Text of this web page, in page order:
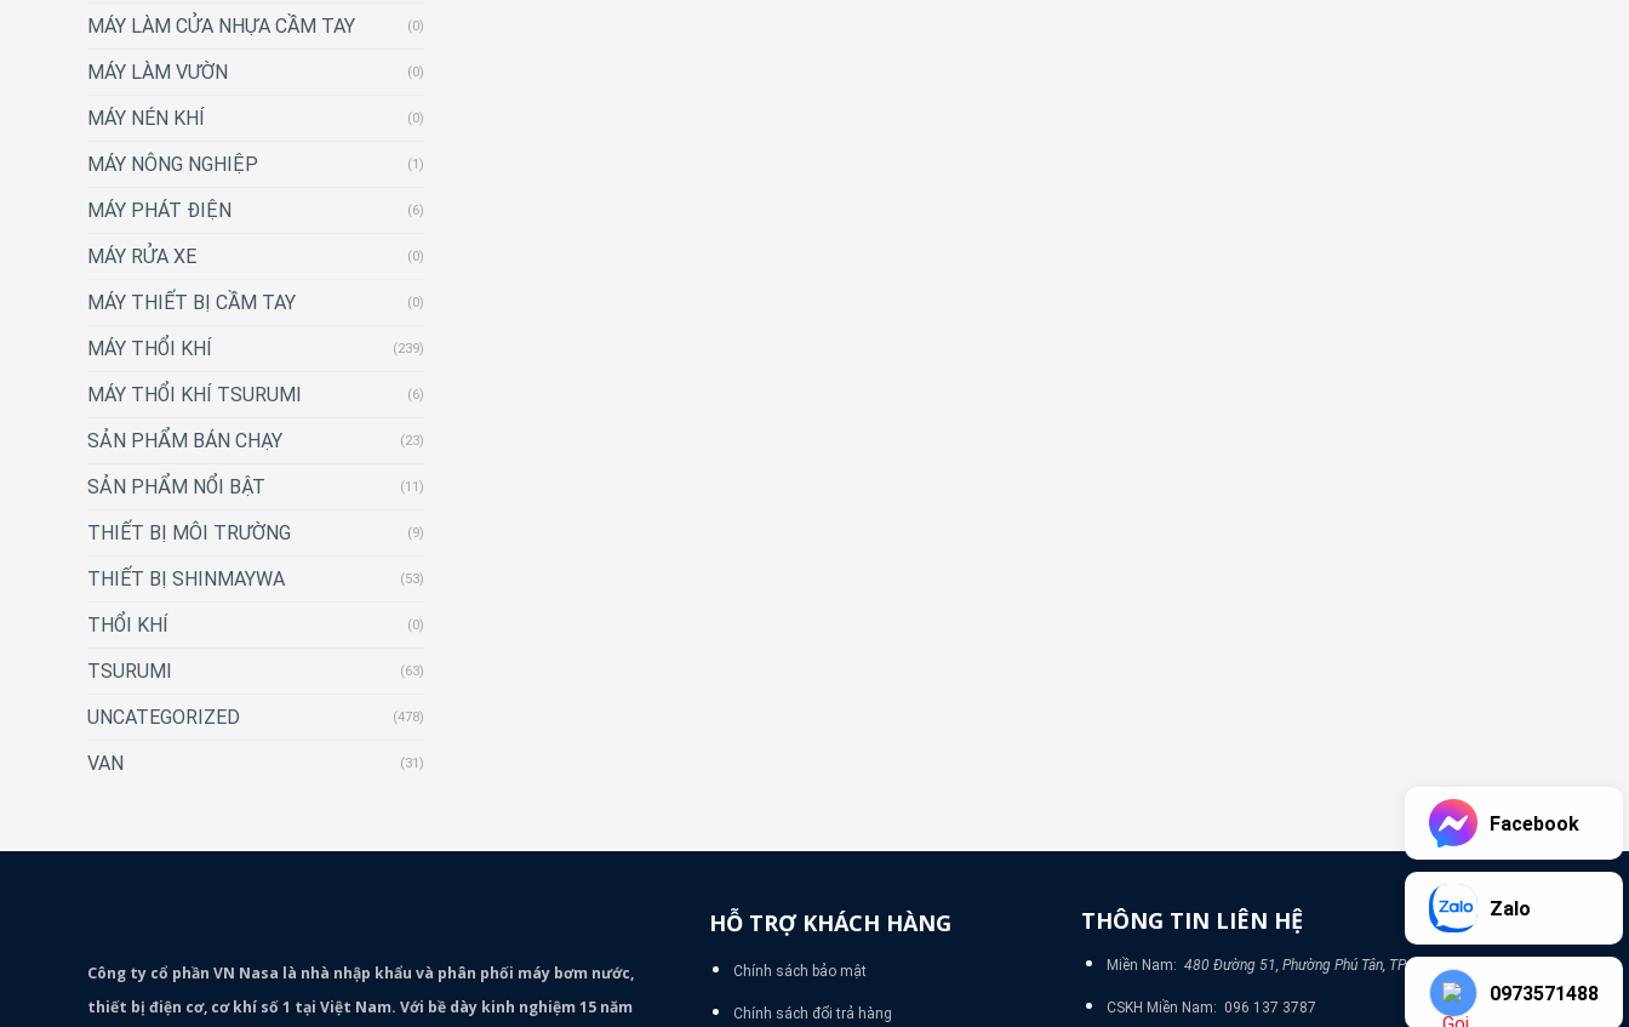
MÁY LÀM CỬA NHỰA CẦM TAY (0)
MÁY LÀM VƯỜN (0)
MÁY NÉN KHÍ (0)
MÁY NÔNG NGHIỆP (1)
MÁY PHÁT ĐIỆN (6)
MÁY RỬA XE (0)
MÁY THIẾT BỊ CẦM TAY (0)
MÁY THỔI KHÍ (239)
MÁY THỔI KHÍ TSURUMI (6)
SẢN PHẨM BÁN CHẠY (23)
SẢN PHẨM NỔI BẬT (11)
THIẾT BỊ MÔI TRƯỜNG (9)
THIẾT BỊ SHINMAYWA (53)
THỔI KHÍ (0)
TSURUMI (63)
UNCATEGORIZED (478)
VAN (31)
Công ty cổ phần VN Nasa là nhà nhập khẩu và phân phối máy bơm nước,
thiết bị điện cơ, cơ khí số 1 tại Việt Nam. Với bề dày kinh nghiệm 15 năm
HỖ TRỢ KHÁCH HÀNG
Chính sách bảo mật
Chính sách đổi trả hàng
THÔNG TIN LIÊN HỆ
Miền Nam: 480 Đường 51, Phường Phú Tân, TP Bình Dương
CSKH Miền Nam: 096 137 3787
Facebook
Zalo
0973571488